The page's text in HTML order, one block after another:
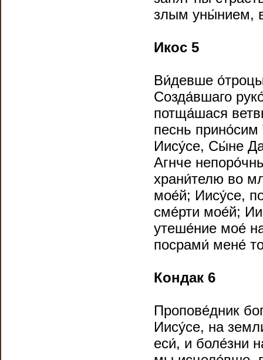
злым уны́нием,
Икос 5
Ви́девше
Созда́вшаго
потща́шася
песнь
Иису́се, Сы́не
Агнче
храни́телю во
мое́й; Иису́се,
сме́рти мое́й;
утеше́ние мое́
посрами́ мене́
Кондак 6
Пропове́дник
Иису́се, на
еси́, и боле́зни